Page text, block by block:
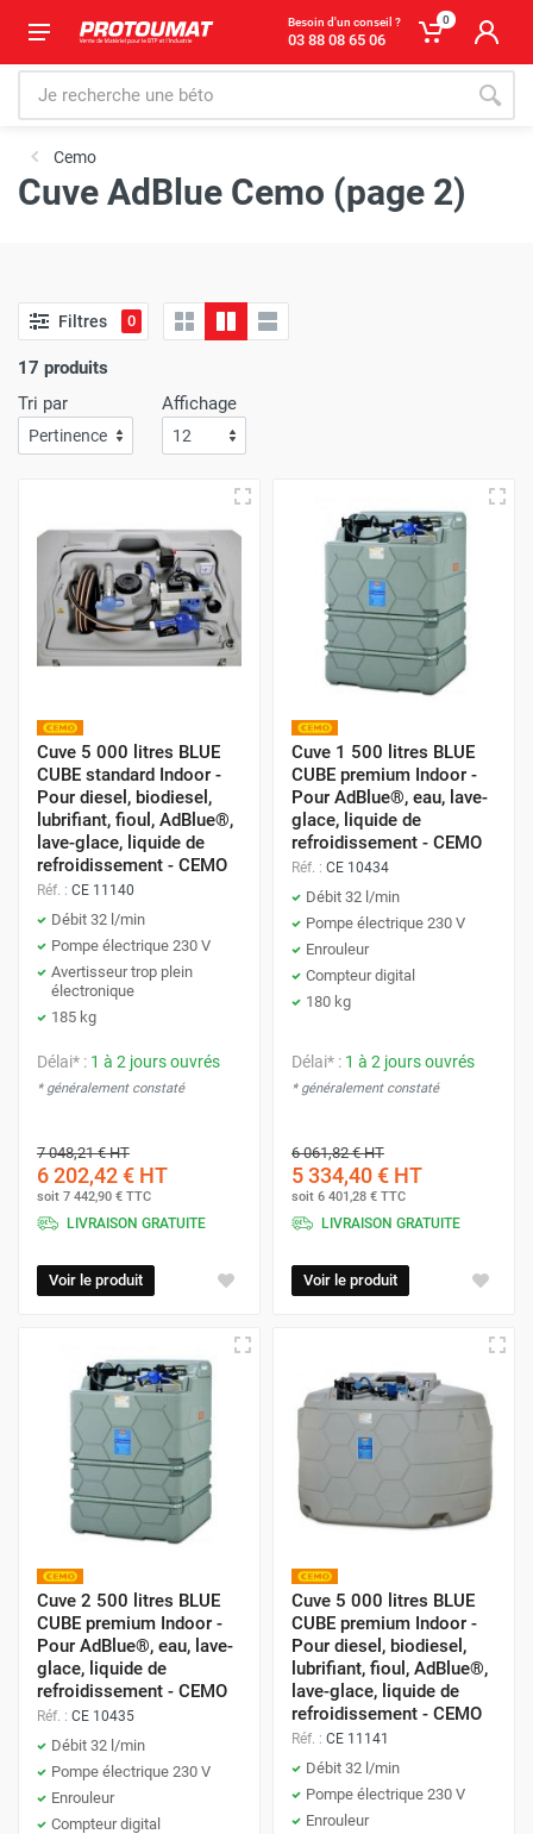
Besoin d'un conseil ?
03 88 08 65 06
0
Cemo
Cuve AdBlue Cemo (page 2)
Filtres 0
17 produits
Tri par
Affichage
Cuve 5 000 litres BLUE
CUBE standard Indoor -
Pour diesel, biodiesel,
lubrifiant, fioul, AdBlue®,
lave-glace, liquide de
refroidissement - CEMO
Réf. : CE 11140
Débit 32 l/min
Pompe électrique 230 V
Avertisseur trop plein
électronique
185 kg
Délai* : 1 à 2 jours ouvrés
* généralement constaté
7 048,21 €HT
6 202,42 € HT
soit 7 442,90 € TTC
LIVRAISON GRATUITE
Voir le produit
Cuve 1 500 litres BLUE
CUBE premium Indoor -
Pour AdBlue®, eau, lave-
glace, liquide de
refroidissement - CEMO
Réf. : CE 10434
Débit 32 l/min
Pompe électrique 230 V
Enrouleur
Compteur digital
180 kg
Délai* : 1 à 2 jours ouvrés
* généralement constaté
6 061,82 €HT
5 334,40 € HT
soit 6 401,28 € TTC
LIVRAISON GRATUITE
Voir le produit
Cuve 2 500 litres BLUE
CUBE premium Indoor -
Pour AdBlue®, eau, lave-
glace, liquide de
refroidissement - CEMO
Réf. : CE 10435
Débit 32 l/min
Pompe électrique 230 V
Enrouleur
Compteur digital
Cuve 5 000 litres BLUE
CUBE premium Indoor -
Pour diesel, biodiesel,
lubrifiant, fioul, AdBlue®,
lave-glace, liquide de
refroidissement - CEMO
Réf. : CE 11141
Débit 32 l/min
Pompe électrique 230 V
Enrouleur